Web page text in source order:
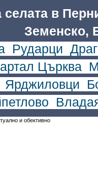
селата в
Земенско,
, Рударци
Църква
Ярджиловци
и обективно